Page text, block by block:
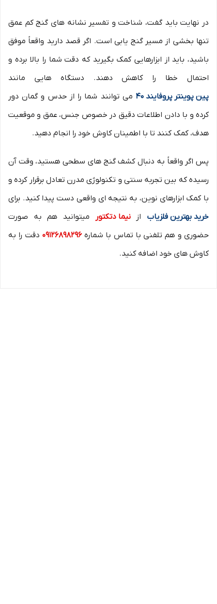
در نهایت باید گفت، شناخت و تفسیر نشانه های گنج کم عمق
تنها بخشی از مسیر گنج یابی است. اگر قصد دارید واقعاً موفق
باشید، باید از ابزارهایی کمک بگیرید که دقت شما را بالا برده و
احتمال خطا را کاهش دهند. دستگاه هایی مانند
پین پوینتر پروفایند 40
می توانند شما را از حدس و گمان دور
کرده و با دادن اطلاعات دقیق در خصوص جنس، عمق و موقعیت
هدف، کمک کنند تا با اطمینان کاوش خود را انجام دهید.
پس اگر واقعاً به دنبال کشف گنج های سطحی هستید، وقت آن
رسیده که بین تجربه سنتی و تکنولوژی مدرن تعادل برقرار کرده و
با کمک ابزارهای نوین، به نتیجه ای واقعی دست پیدا کنید. برای
خرید بهترین فلزیاب ازنیما دتکتور
میتوانید هم به صورت
حضوری و هم تلفنی با تماس با شماره09126898296 دقت را به
کاوش های خود اضافه کنید.